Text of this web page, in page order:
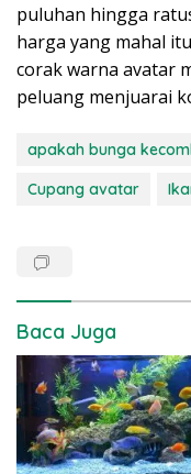
puluhan hingga
harga yang mahal
corak warna avatar
peluang menjuarai
apakah bunga
Cupang avatar
Baca Juga